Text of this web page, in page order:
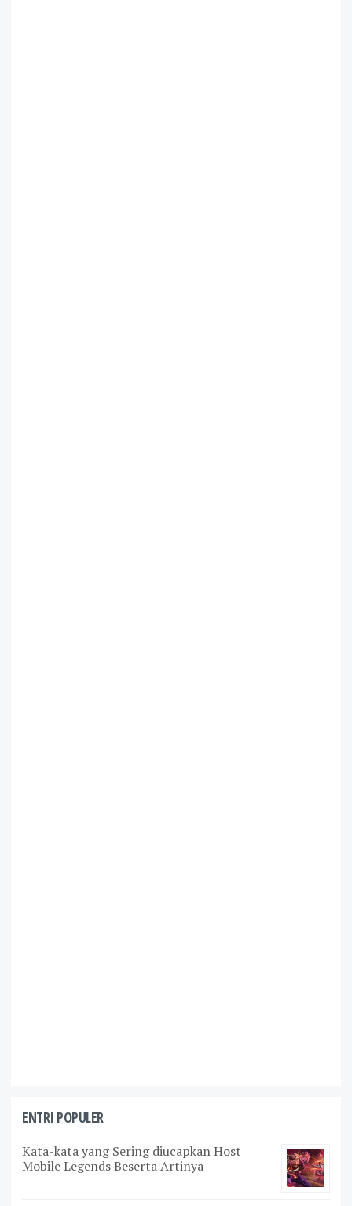
ENTRI POPULER
Kata-kata yang Sering diucapkan Host
Mobile Legends Beserta Artinya